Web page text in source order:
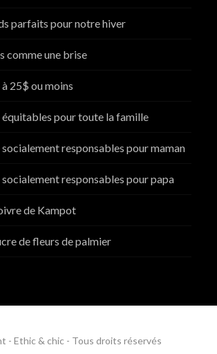
parfaits pour notre hiver
comme une brise
25$ ou moins
équitables pour toute la famille
socialement responsables pour maman
socialement responsables pour papa
de Kampot
de fleurs de palmier
- Ethic & chic - Tous droits réservés